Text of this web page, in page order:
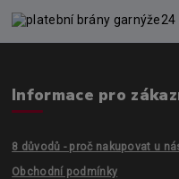
Informace pro
8 důvodů - proč nakupovat u
Obchodní podmínky